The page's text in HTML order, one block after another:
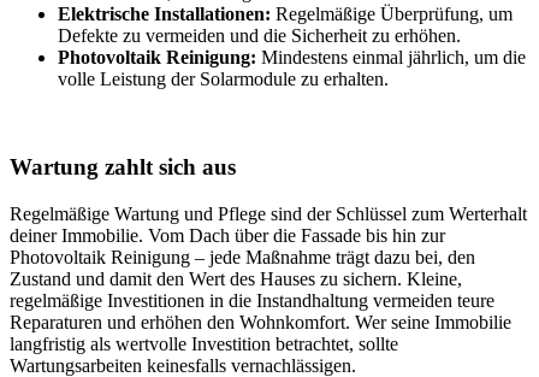
Elektrische Installationen: Regelmäßige Überprüfung, um
Defekte zu vermeiden und die Sicherheit zu erhöhen.
Photovoltaik Reinigung: Mindestens einmal jährlich, um die
volle Leistung der Solarmodule zu erhalten.
Wartung zahlt sich aus
Regelmäßige Wartung und Pflege sind der Schlüssel zum Werterhalt
deiner Immobilie. Vom Dach über die Fassade bis hin zur
Photovoltaik Reinigung – jede Maßnahme trägt dazu bei, den
Zustand und damit den Wert des Hauses zu sichern. Kleine,
regelmäßige Investitionen in die Instandhaltung vermeiden teure
Reparaturen und erhöhen den Wohnkomfort. Wer seine Immobilie
langfristig als wertvolle Investition betrachtet, sollte
Wartungsarbeiten keinesfalls vernachlässigen.